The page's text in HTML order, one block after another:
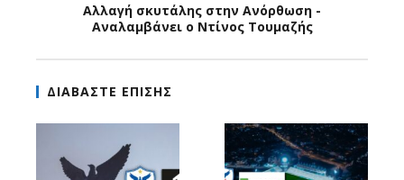
Αλλαγή σκυτάλης στην Ανόρθωση -
Αναλαμβάνει ο Ντίνος Τουμαζής
ΔΙΑΒΑΣΤΕ ΕΠΙΣΗΣ